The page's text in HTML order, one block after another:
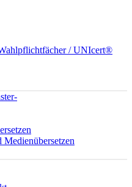
/ UNIcert®
Medienübersetzen